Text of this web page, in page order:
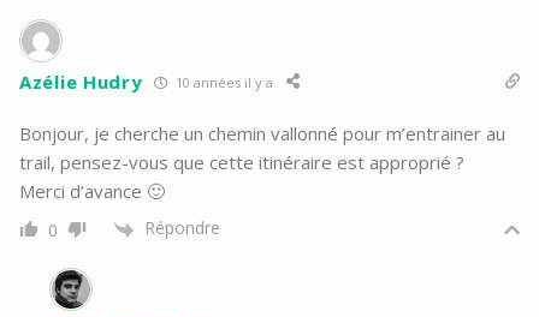
Azélie Hudry 10 années il y a
Bonjour, je cherche un chemin vallonné pour m’entrainer au
trail, pensez-vous que cette itinéraire est approprié ?
Merci d’avance 🙂
0 Répondre